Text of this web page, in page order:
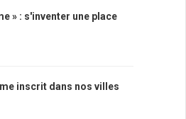
» : s'inventer une place
inscrit dans nos villes